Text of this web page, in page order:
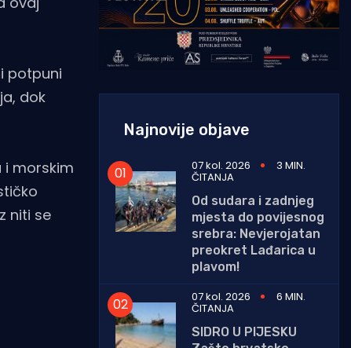
potpuni
dok
i morskim
niti se
Najnovije objave
07 kol. 2026 3 MIN.
ČITANJA
Od sudara i zadnjeg
mjesta do povijesnog
srebra: Nevjerojatan
preokret Lađarica u
plavom!
07 kol. 2026
6 MIN.
ČITANJA
SIDRO U PIJESKU